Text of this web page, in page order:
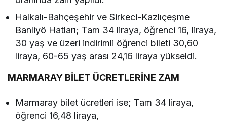
Halkalı-Bahçeşehir ve Sirkeci-Kazlıçeşme
Banliyö Hatları; Tam 34 liraya, öğrenci 16, liraya,
30 yaş ve üzeri indirimli öğrenci bileti 30,60
liraya, 60-65 yaş arası 24,16 liraya yükseldi.
MARMARAY BİLET ÜCRETLERİNE ZAM
Marmaray bilet ücretleri ise; Tam 34 liraya,
öğrenci 16,48 liraya,